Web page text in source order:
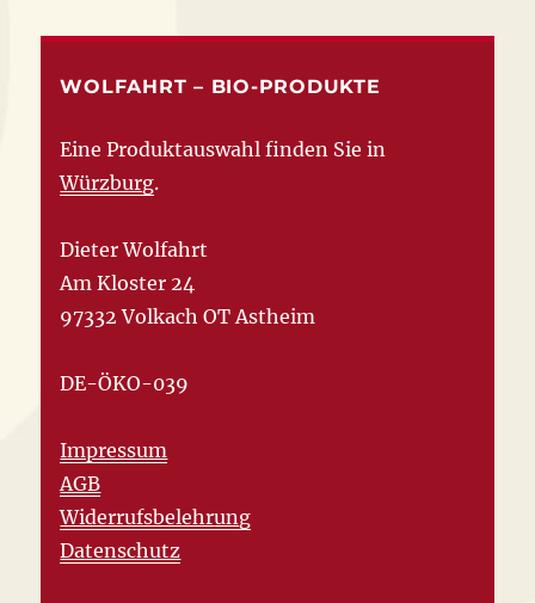
WOLFAHRT – BIO-PRODUKTE
Eine Produktauswahl finden Sie in
Würzburg.
Dieter Wolfahrt
Am Kloster 24
97332 Volkach OT Astheim
DE-ÖKO-039
Impressum
AGB
Widerrufsbelehrung
Datenschutz